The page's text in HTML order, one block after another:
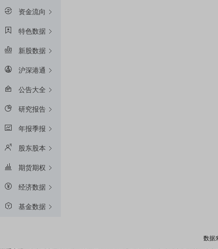
资金流向
特色数据
新股数据
沪深港通
公告大全
研究报告
年报季报
股东股本
期货期权
经济数据
基金数据
数据